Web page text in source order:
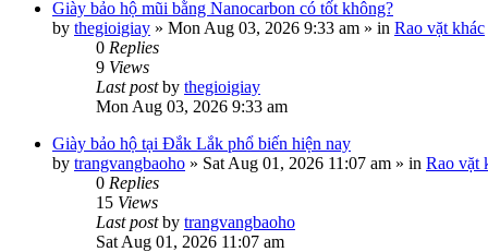
Giày bảo hộ mũi bằng Nanocarbon có tốt không?
by thegioigiay » Mon Aug 03, 2026 9:33 am » in Rao vặt khác
0 Replies
9 Views
Last postby thegioigiay
Mon Aug 03, 2026 9:33 am
Giày bảo hộ tại Đắk Lắk phổ biến hiện nay
by trangvangbaoho » Sat Aug 01, 2026 11:07 am » in Rao vặt
0 Replies
15 Views
Last postby trangvangbaoho
Sat Aug 01, 2026 11:07 am